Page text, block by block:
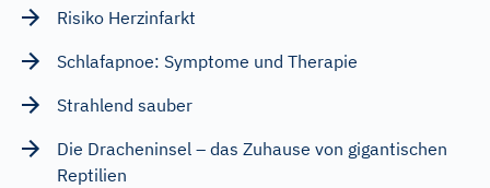
Risiko Herzinfarkt
Schlafapnoe: Symptome und Therapie
Strahlend sauber
Die Dracheninsel – das Zuhause von gigantischen
Reptilien